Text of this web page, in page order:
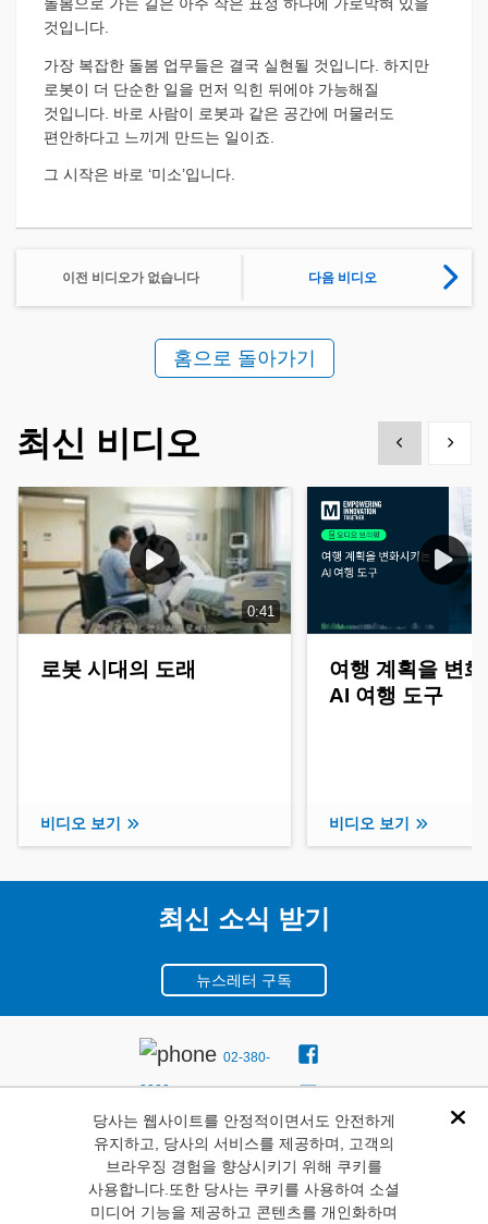
당사는 웹사이트를 안정적이면서도 안전하게
유지하고, 당사의 서비스를 제공하며, 고객의
브라우징 경험을 향상시키기 위해 쿠키를
사용합니다.또한 당사는 쿠키를 사용하여 소셜
미디어 기능을 제공하고 콘텐츠를 개인화하며
돌봄으로 가는 길은 아주 작은 표정 하나에 가로막혀 있을
것입니다.
가장 복잡한 돌봄 업무들은 결국 실현될 것입니다. 하지만
로봇이 더 단순한 일을 먼저 익힌 뒤에야 가능해질
것입니다. 바로 사람이 로봇과 같은 공간에 머물러도
편안하다고 느끼게 만드는 일이죠.
그 시작은 바로 ‘미소’입니다.
이전 비디오가 없습니다 다음 비디오
홈으로 돌아가기
최신 비디오 Show previous
Show
0:41
로봇 시대의 도래
비디오 보기
여행 계획을 변
AI 여행 도구
비디오 보기
최신 소식 받기
뉴스레터 구독
02-380-
8300
서울시
마포구 월드컵북로 396 누
리꿈스퀘어 비즈니스타워